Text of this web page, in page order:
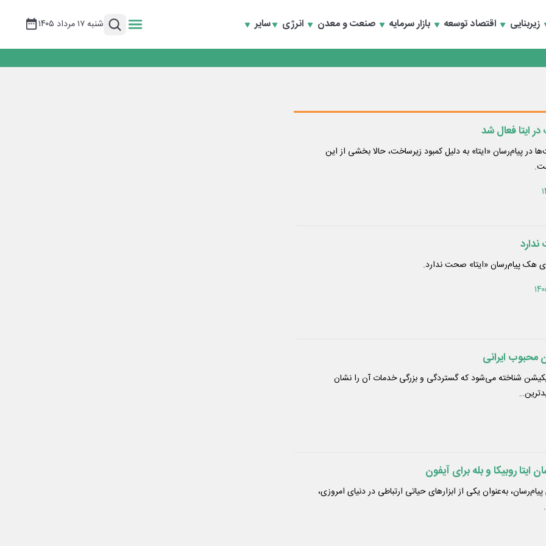
زیربنایی اقتصاد توسعه بازار سرمایه صنعت و معدن انرژی سایر شنبه ۱۷ مرداد ۱۴۰۵
در پیام‌رسان «ایتا» به دلیل کمبود زیرساخت، حالا بخشی از این
هک پیام‌رسان «ایتا» صحت ندارد.
محبوب ایرانی
شناخته می‌شود که گستردگی و بزرگی خدمات آن را نشان
ایتا روبیکا و بله برای آیفون
به‌عنوان یکی از ابزارهای حیاتی ارتباطی در دنیای امروزی،